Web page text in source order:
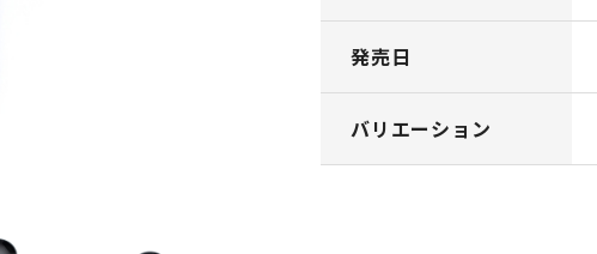
発売日
バリエーション